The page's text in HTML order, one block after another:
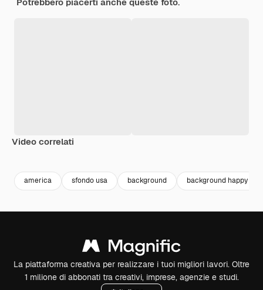
Video correlati
america sfondo usa background background happy
La piattaforma creativa per realizzare i tuoi migliori lavori. Oltre
1 milione di abbonati tra creativi, imprese, agenzie e studi.